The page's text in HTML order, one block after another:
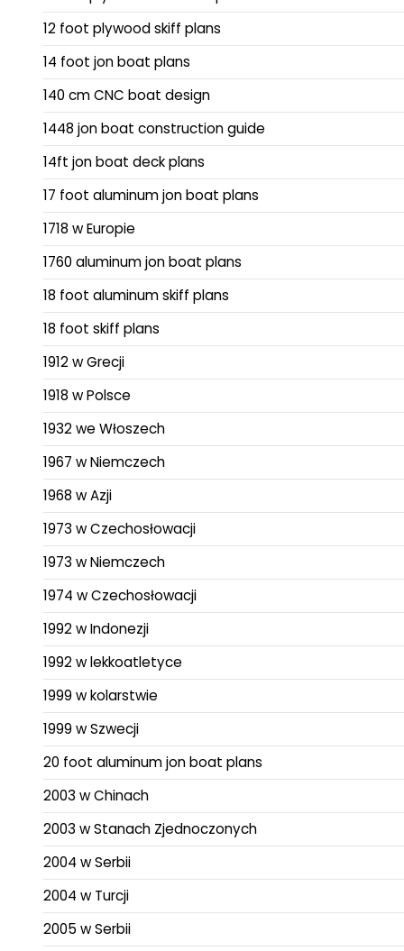
12 foot plywood skiff plans
14 foot jon boat plans
140 cm CNC boat design
1448 jon boat construction guide
14ft jon boat deck plans
17 foot aluminum jon boat plans
1718 w Europie
1760 aluminum jon boat plans
18 foot aluminum skiff plans
18 foot skiff plans
1912 w Grecji
1918 w Polsce
1932 we Włoszech
1967 w Niemczech
1968 w Azji
1973 w Czechosłowacji
1973 w Niemczech
1974 w Czechosłowacji
1992 w Indonezji
1992 w lekkoatletyce
1999 w kolarstwie
1999 w Szwecji
20 foot aluminum jon boat plans
2003 w Chinach
2003 w Stanach Zjednoczonych
2004 w Serbii
2004 w Turcji
2005 w Serbii